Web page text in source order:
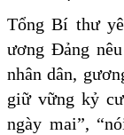
Tổng Bí thư
ương Đảng
nhân dân,
giữ vững kỷ
ngày mai”,